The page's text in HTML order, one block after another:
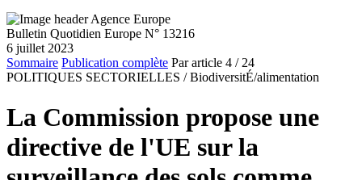
Bulletin Quotidien Europe N° 13216
6 juillet 2023
Sommaire Publication complète Par article 4 / 24
POLITIQUES SECTORIELLES / BiodiversitÉ/alimentation
La Commission propose une
directive de l'UE sur la